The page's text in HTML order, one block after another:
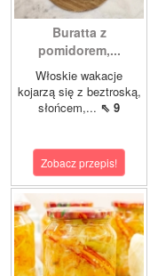
Buratta z
pomidorem,...
Włoskie wakacje
kojarzą się z beztroską,
słońcem,... ⇖ 9
Zobacz przepis!